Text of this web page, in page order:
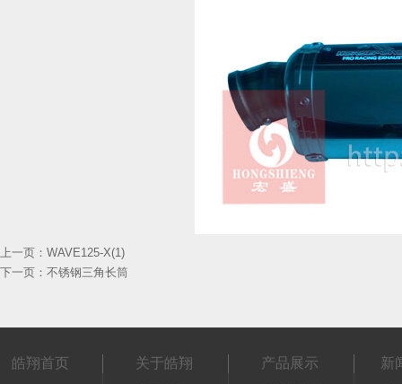
上一页： WAVE125-X(1)
下一页： 不锈钢三角长筒
皓翔首页 关于皓翔 产品展示 新